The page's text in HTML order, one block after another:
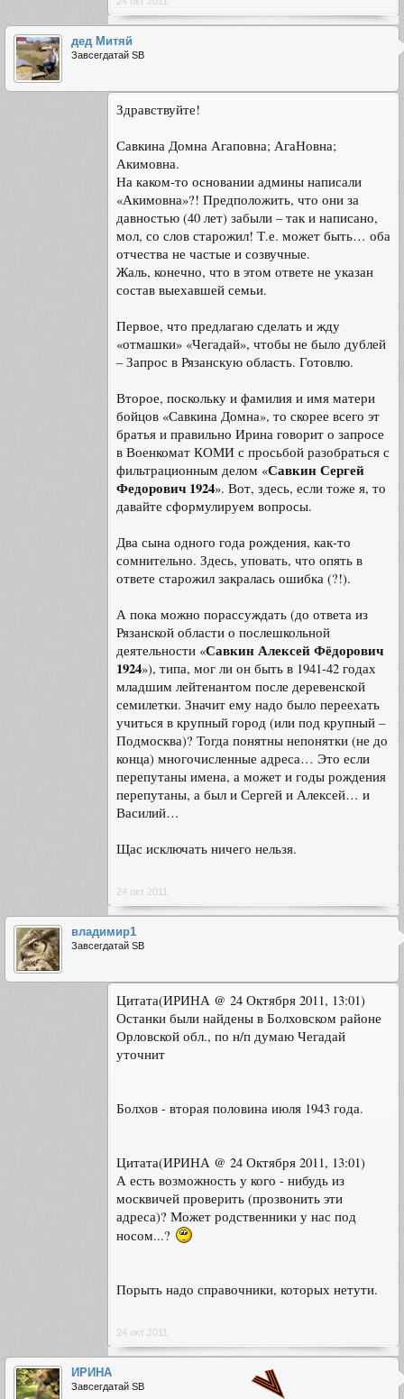
дед Митяй
Завсегдатай SB
Здравствуйте!
Савкина Домна Агаповна; АгаНовна;
Акимовна.
На каком-то основании админы написали
«Акимовна»?! Предположить, что они за
давностью (40 лет) забыли – так и написано,
мол, со слов старожил! Т.е. может быть… оба
отчества не частые и созвучные.
Жаль, конечно, что в этом ответе не указан
состав выехавшей семьи.
Первое, что предлагаю сделать и жду
«отмашки» «Чегадай», чтобы не было дублей
– Запрос в Рязанскую область. Готовлю.
Второе, поскольку и фамилия и имя матери
бойцов «Савкина Домна», то скорее всего эт
братья и правильно Ирина говорит о запросе
в Военкомат КОМИ с просьбой разобраться с
фильтрационным делом «Савкин Сергей
Федорович 1924». Вот, здесь, если тоже я, то
давайте сформулируем вопросы.
Два сына одного года рождения, как-то
сомнительно. Здесь, уповать, что опять в
ответе старожил закралась ошибка (?!).
А пока можно порассуждать (до ответа из
Рязанской области о послешкольной
деятельности «Савкин Алексей Фёдорович
1924»), типа, мог ли он быть в 1941-42 годах
младшим лейтенантом после деревенской
семилетки. Значит ему надо было переехать
учиться в крупный город (или под крупный –
Подмосква)? Тогда понятны непонятки (не до
конца) многочисленные адреса… Это если
перепутаны имена, а может и годы рождения
перепутаны, а был и Сергей и Алексей… и
Василий…
Щас исключать ничего нельзя.
24 окт 2011
владимир1
Завсегдатай SB
Цитата(ИРИНА @ 24 Октября 2011, 13:01)
Останки были найдены в Болховском районе
Орловской обл., по н/п думаю Чегадай
уточнит
Болхов - вторая половина июля 1943 года.
Цитата(ИРИНА @ 24 Октября 2011, 13:01)
А есть возможность у кого - нибудь из
москвичей проверить (прозвонить эти
адреса)? Может родственники у нас под
носом...?
Порыть надо справочники, которых нетути.
24 окт 2011
ИРИНА
Завсегдатай SB